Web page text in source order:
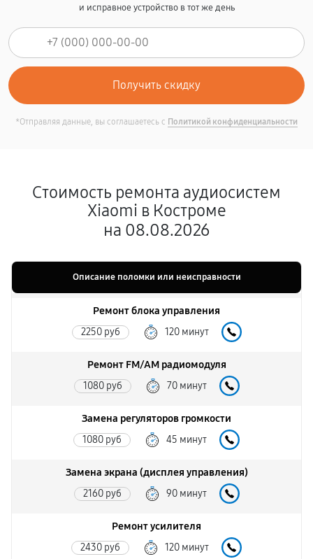
и исправное устройство в тот же день
*Отправляя данные, вы соглашаетесь с Политикой конфиденциальности
Стоимость ремонта аудиосистем
Xiaomi в Костроме
на 08.08.2026
Описание поломки или неисправности
Ремонт блока управления
2250 руб 120 минут
Ремонт FM/AM радиомодуля
1080 руб 70 минут
Замена регуляторов громкости
1080 руб 45 минут
Замена экрана (дисплея управления)
2160 руб 90 минут
Ремонт усилителя
2430 руб 120 минут